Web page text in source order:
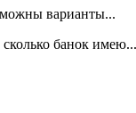
варианты...
банок